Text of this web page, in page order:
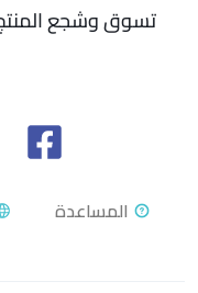
تسوق وشجع